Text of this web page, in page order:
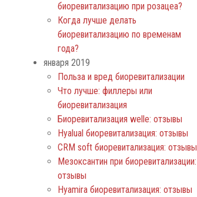
биоревитализацию при розацеа?
Когда лучше делать
биоревитализацию по временам
года?
января 2019
Польза и вред биоревитализации
Что лучше: филлеры или
биоревитализация
Биоревитализация welle: отзывы
Нyalual биоревитализация: отзывы
СRM soft биоревитализация: отзывы
Мезоксантин при биоревитализации:
отзывы
Hyamira биоревитализация: отзывы